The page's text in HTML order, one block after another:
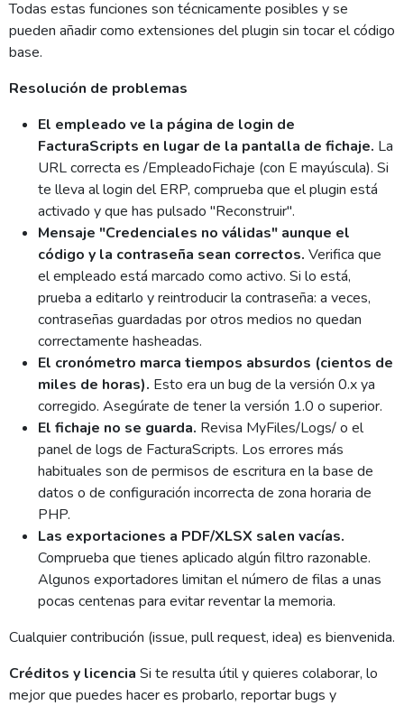
Todas estas funciones son técnicamente posibles y se
pueden añadir como extensiones del plugin sin tocar el código
base.
Resolución de problemas
El empleado ve la página de login de
FacturaScripts en lugar de la pantalla de fichaje. La
URL correcta es /EmpleadoFichaje (con E mayúscula). Si
te lleva al login del ERP, comprueba que el plugin está
activado y que has pulsado "Reconstruir".
Mensaje "Credenciales no válidas" aunque el
código y la contraseña sean correctos. Verifica que
el empleado está marcado como activo. Si lo está,
prueba a editarlo y reintroducir la contraseña: a veces,
contraseñas guardadas por otros medios no quedan
correctamente hasheadas.
El cronómetro marca tiempos absurdos (cientos de
miles de horas). Esto era un bug de la versión 0.x ya
corregido. Asegúrate de tener la versión 1.0 o superior.
El fichaje no se guarda. Revisa MyFiles/Logs/ o el
panel de logs de FacturaScripts. Los errores más
habituales son de permisos de escritura en la base de
datos o de configuración incorrecta de zona horaria de
PHP.
Las exportaciones a PDF/XLSX salen vacías.
Comprueba que tienes aplicado algún filtro razonable.
Algunos exportadores limitan el número de filas a unas
pocas centenas para evitar reventar la memoria.
Cualquier contribución (issue, pull request, idea) es bienvenida.
Créditos y licencia Si te resulta útil y quieres colaborar, lo
mejor que puedes hacer es probarlo, reportar bugs y